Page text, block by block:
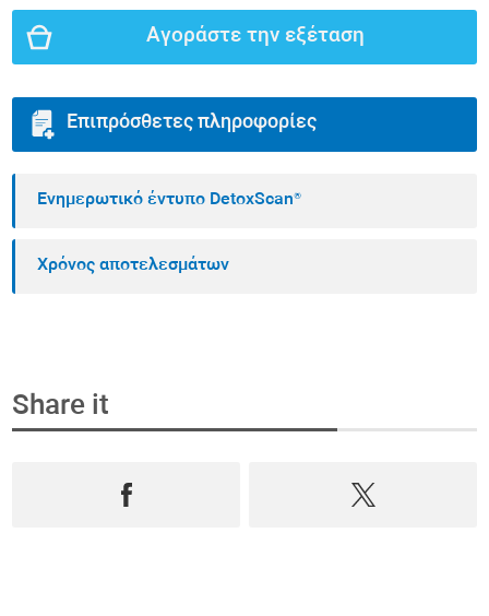
Αγοράστε την εξέταση
Επιπρόσθετες πληροφορίες
Ενημερωτικό έντυπο DetoxScan®
Χρόνος αποτελεσμάτων
Share it